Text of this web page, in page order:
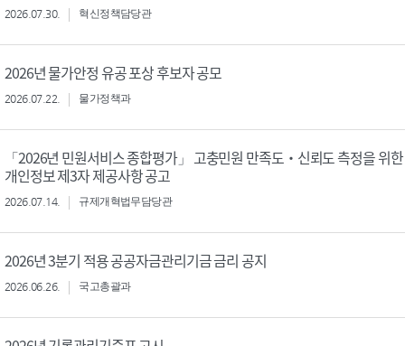
2026.07.30. 혁신정책담당관
2026년 물가안정 유공 포상 후보자 공모
2026.07.22. 물가정책과
「2026년 민원서비스 종합평가」 고충민원 만족도‧신뢰도 측정을 위한
개인정보 제3자 제공사항 공고
2026.07.14. 규제개혁법무담당관
2026년 3분기 적용 공공자금관리기금 금리 공지
2026.06.26. 국고총괄과